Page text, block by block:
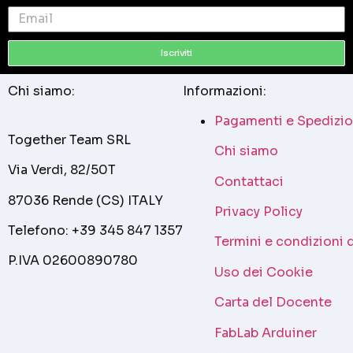
Iscriviti
Chi siamo:
Together Team SRL
Via Verdi, 82/50T
87036 Rende (CS) ITALY
Telefono: +39 345 847 1357
P.IVA 02600890780
Informazioni:
Pagamenti e
Chi siamo
Contattaci
Privacy Policy
Termini e condizioni
Uso dei Cookie
Carta del Docente
FabLab Arduiner